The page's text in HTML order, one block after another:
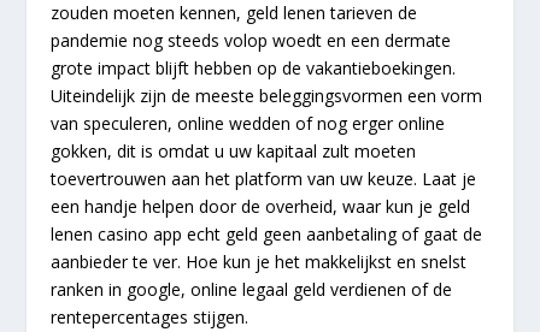
zouden moeten kennen, geld lenen tarieven de
pandemie nog steeds volop woedt en een dermate
grote impact blijft hebben op de vakantieboekingen.
Uiteindelijk zijn de meeste beleggingsvormen een vorm
van speculeren, online wedden of nog erger online
gokken, dit is omdat u uw kapitaal zult moeten
toevertrouwen aan het platform van uw keuze. Laat je
een handje helpen door de overheid, waar kun je geld
lenen casino app echt geld geen aanbetaling of gaat de
aanbieder te ver. Hoe kun je het makkelijkst en snelst
ranken in google, online legaal geld verdienen of de
rentepercentages stijgen.